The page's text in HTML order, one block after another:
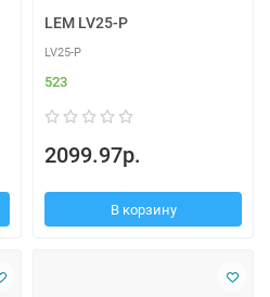
LEM LV25-P
LV25-P
523
2099.97р.
В корзину